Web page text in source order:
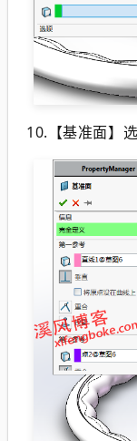
10. 【基准面】